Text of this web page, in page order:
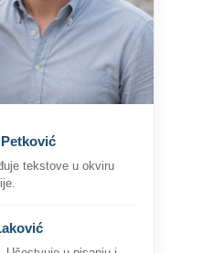
tekstove u okviru
kombinacije za svaki tip
– Saveti za osveženje stila
plaća godišnji odmor po novom
Sve što treba da znate
Zanimljivosti
rešiti hrkanja? Saveti za bolji san